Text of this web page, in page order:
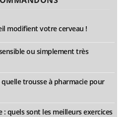
modifient votre cerveau !
ou simplement très
quelle trousse à pharmacie pour
quels sont les meilleurs exercices